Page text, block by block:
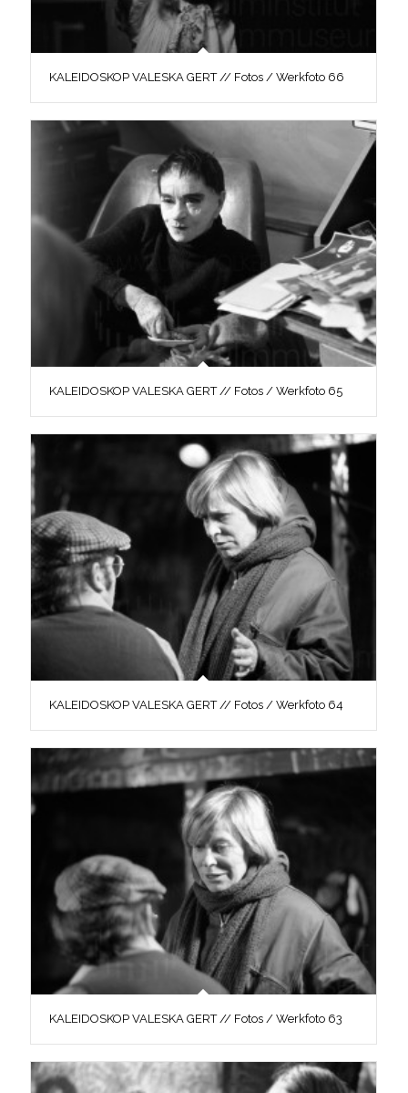
KALEIDOSKOP VALESKA GERT // Fotos / Werkfoto 66
KALEIDOSKOP VALESKA GERT // Fotos / Werkfoto 65
KALEIDOSKOP VALESKA GERT // Fotos / Werkfoto 64
KALEIDOSKOP VALESKA GERT // Fotos / Werkfoto 63